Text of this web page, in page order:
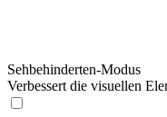
Sehbehinderten-Modus
Verbessert die visuellen